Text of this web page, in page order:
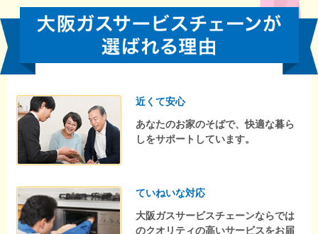
近くて安心
あなたのお家のそばで、快適な暮ら
しをサポートしています。
ていねいな対応
大阪ガスサービスチェーンならでは
のクオリティの高いサービスをお届